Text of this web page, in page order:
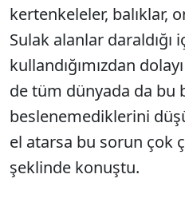
kertenkeleler, balıklar,
Sulak alanlar daraldığı
kullandığımızdan
de tüm dünyada da bu
beslenemediklerini
el atarsa bu sorun çok
şeklinde konuştu.